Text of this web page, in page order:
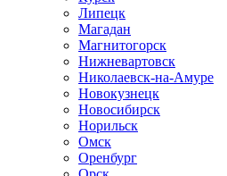
Липецк
Магадан
Магнитогорск
Нижневартовск
Николаевск-на-Амуре
Новокузнецк
Новосибирск
Норильск
Омск
Оренбург